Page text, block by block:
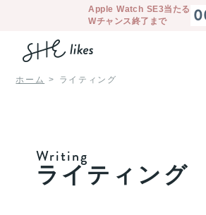
Apple Watch SE3当たる
Wチャンス終了まで
ホーム ライティング
Writing
ライティング